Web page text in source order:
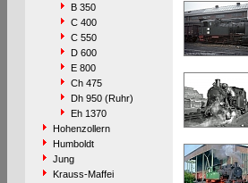
B 350
C 400
C 550
D 600
E 800
Ch 475
Dh 950 (Ruhr)
Eh 1370
Hohenzollern
Humboldt
Jung
Krauss-Maffei